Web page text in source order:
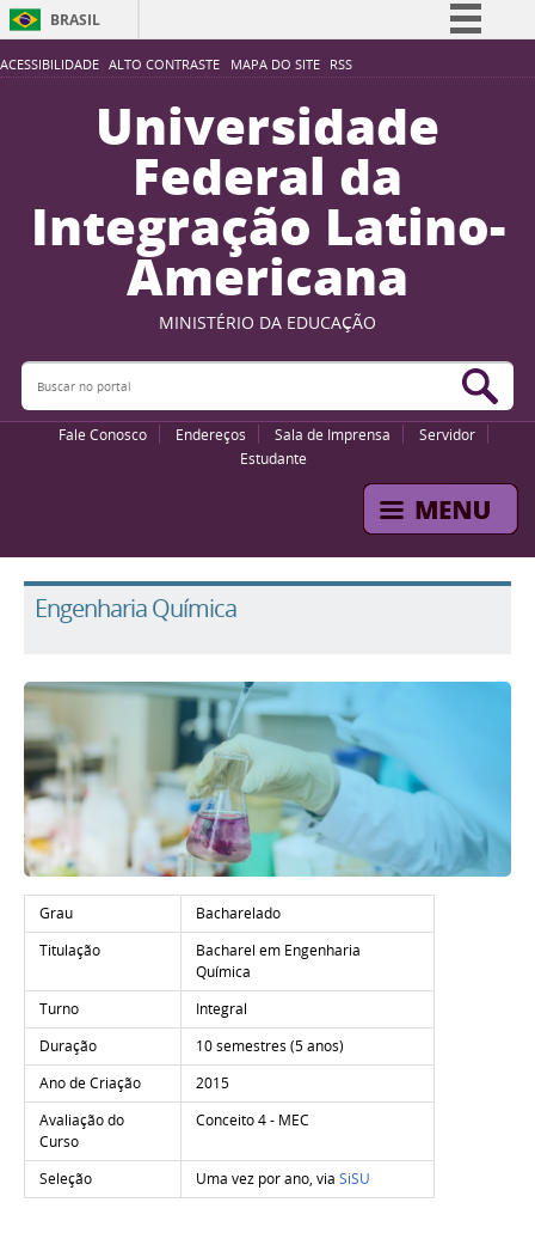
ACESSIBILIDADE ALTO CONTRASTE MAPA DO SITE RSS
BRASIL
Simplifique!
Participe
Acesso à informação
Legislação
Canais
Universidade
Federal da
Integração Latino-
Americana
MINISTÉRIO DA EDUCAÇÃO
Buscar no portal
Fale Conosco Endereços Sala de Imprensa
Servidor
Estudante
Engenharia Química
Grau
Bacharelado
Titulação
Bacharel em Engenharia
Química
Turno
Integral
Duração
10 semestres (5 anos)
Ano de Criação
2015
Avaliação do
Curso
Conceito 4 - MEC
Seleção Uma vez por ano, via SiSU